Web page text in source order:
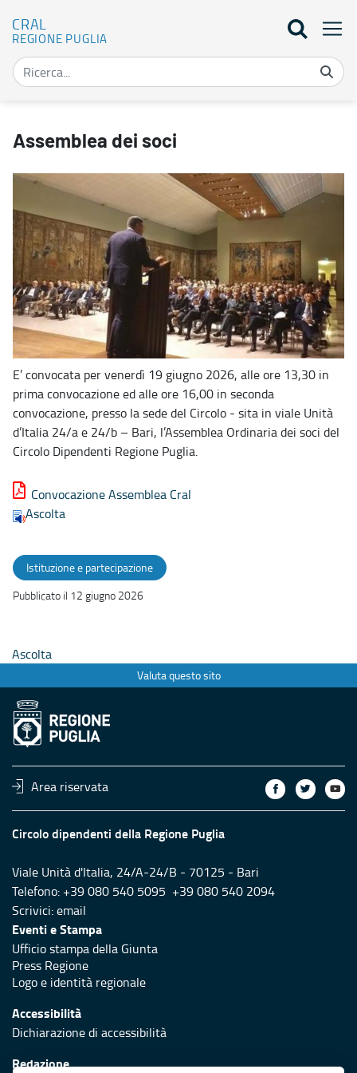
CRAL
REGIONE PUGLIA
Assemblea dei soci
E’ convocata per venerdì 19 giugno 2026, alle ore 13,30 in
prima convocazione ed alle ore 16,00 in seconda
convocazione, presso la sede del Circolo - sita in viale Unità
d’Italia 24/a e 24/b – Bari, l’Assemblea Ordinaria dei soci del
Circolo Dipendenti Regione Puglia.
Convocazione Assemblea Cral
Ascolta
Istituzione e partecipazione
Pubblicato il 12 giugno 2026
Ascolta
Valuta questo sito
Area riservata
Circolo dipendenti della Regione Puglia
Viale Unità d'Italia, 24/A-24/B - 70125 - Bari
Telefono: +39 080 540 5095 +39 080 540 2094
Scrivici:email
Eventi e Stampa
Ufficio stampa della Giunta
Press Regione
Logo e identità regionale
Accessibilità
Dichiarazione di accessibilità
Redazione